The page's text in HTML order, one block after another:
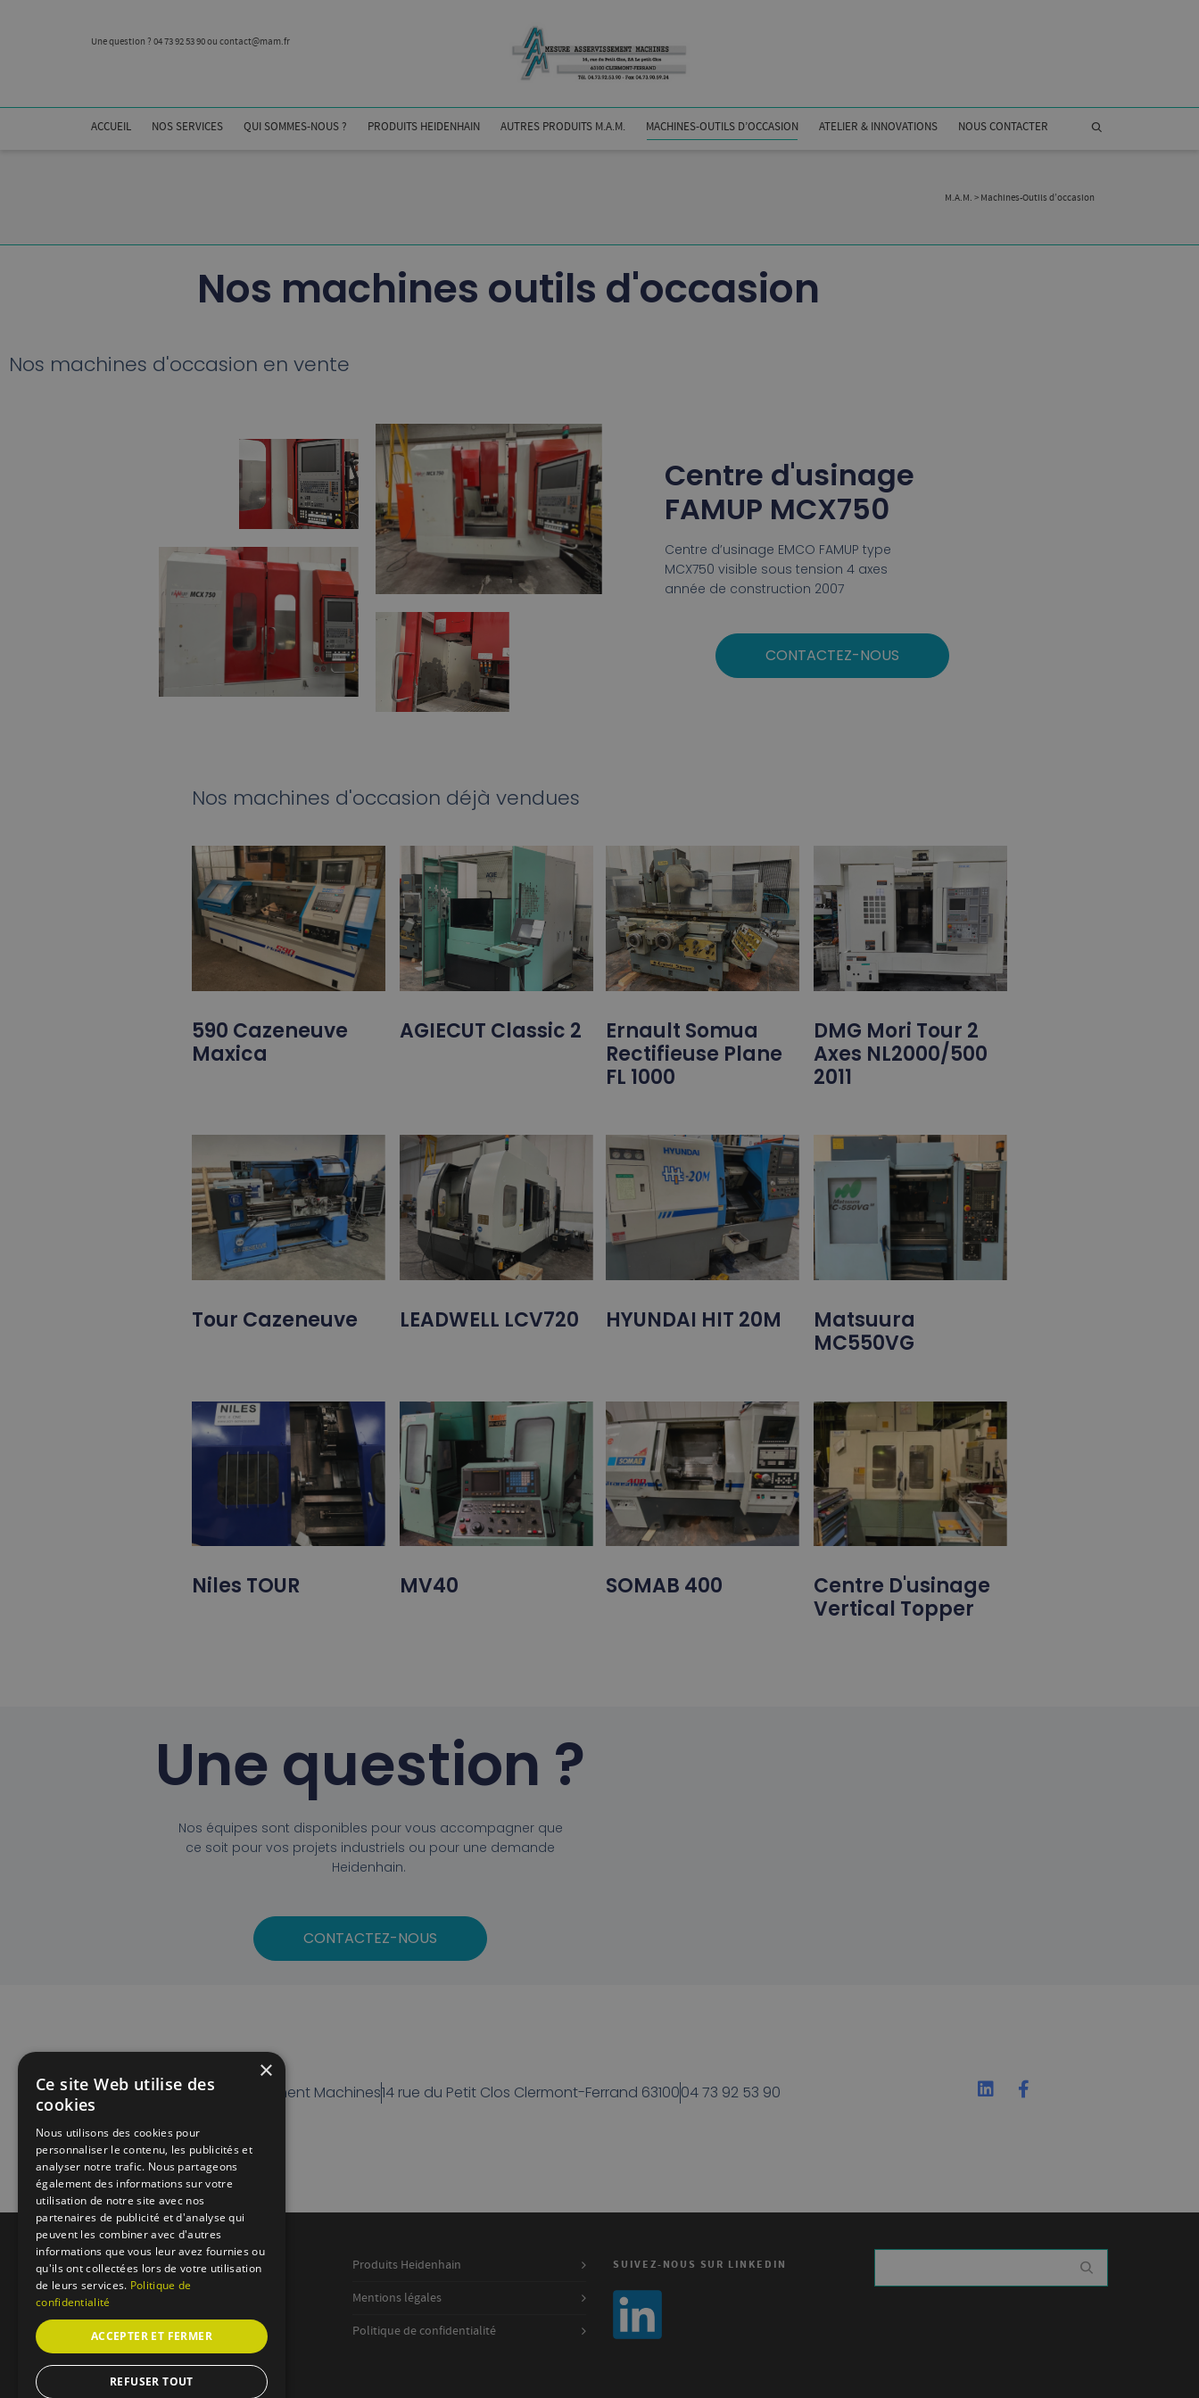
Une question ? 04 73 92 53 90 ou contact@mam.fr
ACCUEIL NOS SERVICES QUI SOMMES-NOUS ? PRODUITS HEIDENHAIN AUTRES PRODUITS M.A.M. MACHINES-OUTILS D’OCCASION ATELIER & INNOVATIONS NOUS CONTACTER
M.A.M. > Machines-Outils d’occasion
Nos machines outils d'occasion
Nos machines d'occasion en vente
Centre d'usinage
FAMUP MCX750
Centre d’usinage EMCO FAMUP type
MCX750 visible sous tension 4 axes
année de construction 2007
CONTACTEZ-NOUS
Nos machines d'occasion déjà vendues
590 Cazeneuve
Maxica
AGIECUT Classic 2
Ernault Somua
Rectifieuse Plane
FL 1000
DMG Mori Tour 2
Axes NL2000/500
2011
Tour Cazeneuve LEADWELL LCV720 HYUNDAI HIT 20M
Matsuura
MC550VG
Niles TOUR MV40 SOMAB 400
Centre D'usinage
Vertical Topper
Une question ?
Nos équipes sont disponibles pour vous accompagner que
ce soit pour vos projets industriels ou pour une demande
Heidenhain.
CONTACTEZ-NOUS
Mesure Asservisement Machines14 rue du Petit Clos Clermont-Ferrand 6310004 73 92 53 90
M.A.M.
14, Rue du Petit Clos
63100 Clermont-Ferrand
Tél. : 04 73 92 53 90
Fax : 04 73 90 59 24
Produits Heidenhain
Mentions légales
Politique de confidentialité
SUIVEZ-NOUS SUR LINKEDIN
×
Ce site Web utilise des
cookies
Nous utilisons des cookies pour
personnaliser le contenu, les publicités et
analyser notre trafic. Nous partageons
également des informations sur votre
utilisation de notre site avec nos
partenaires de publicité et d'analyse qui
peuvent les combiner avec d'autres
informations que vous leur avez fournies ou
qu'ils ont collectées lors de votre utilisation
de leurs services. Politique de
confidentialité
ACCEPTER ET FERMER
REFUSER TOUT